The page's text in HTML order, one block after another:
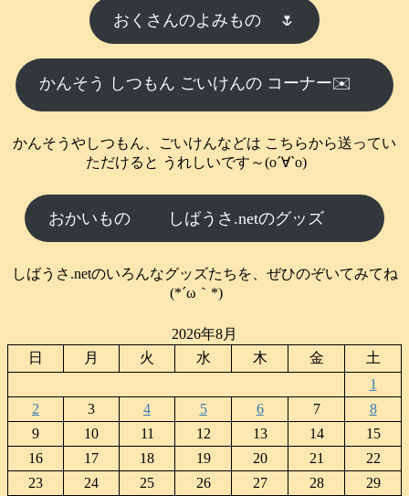
おくさんのよみもの 🌷
かんそう しつもん ごいけんの コーナー✉️
かんそうやしつもん、ごいけんなどは こちらから送ってい
ただけると うれしいです～(о´∀`о)
おかいもの しばうさ.netのグッズ
しばうさ.netのいろんなグッズたちを、ぜひのぞいてみてね
(*´ω｀*)
2026年8月
日
月 火 水 木 金
土
1
2
3 4 5 6 7
8
9
10 11 12 13 14
15
16
17 18 19 20 21
22
23
24 25 26 27 28
29